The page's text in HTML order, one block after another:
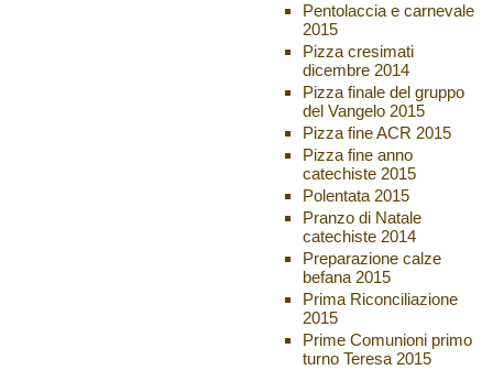
Pentolaccia e carnevale
2015
Pizza cresimati
dicembre 2014
Pizza finale del gruppo
del Vangelo 2015
Pizza fine ACR 2015
Pizza fine anno
catechiste 2015
Polentata 2015
Pranzo di Natale
catechiste 2014
Preparazione calze
befana 2015
Prima Riconciliazione
2015
Prime Comunioni primo
turno Teresa 2015